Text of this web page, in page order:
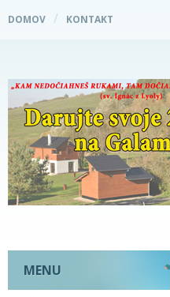
DOMOV KONTAKT
MENU